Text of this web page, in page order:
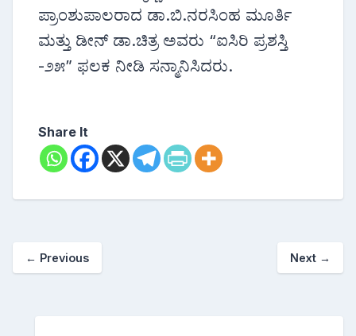
ಪ್ರಾಂಶುಪಾಲರಾದ ಡಾ.ಬಿ.ನರಸಿಂಹ ಮೂರ್ತಿ
ಮತ್ತು ಡೀನ್ ಡಾ.ಚಿತ್ರ ಅವರು “ಐಸಿರಿ ಪ್ರಶಸ್ತಿ
-೨೫” ಫಲಕ ನೀಡಿ ಸನ್ಮಾನಿಸಿದರು.
Share It
← Previous Next →